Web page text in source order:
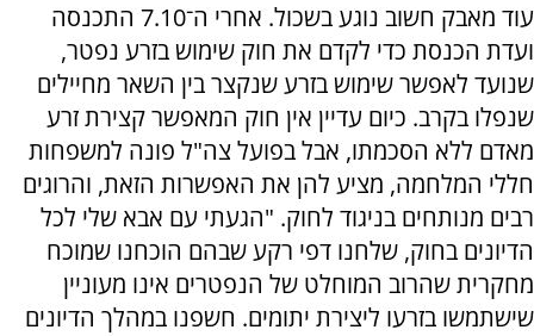
עוד מאבק חשוב נוגע בשכול. אחרי ה־7.10 התכנסה
ועדת הכנסת כדי לקדם את חוק שימוש בזרע נפטר,
שנועד לאפשר שימוש בזרע שנקצר בין השאר מחיילים
שנפלו בקרב. כיום עדיין אין חוק המאפשר קצירת זרע
מאדם ללא הסכמתו, אבל בפועל צה"ל פונה למשפחות
חללי המלחמה, מציע להן את האפשרות הזאת, והרוגים
רבים מנותחים בניגוד לחוק. "הגעתי עם אבא שלי לכל
הדיונים בחוק, שלחנו דפי רקע שבהם הוכחנו שמוכח
מחקרית שהרוב המוחלט של הנפטרים אינו מעוניין
שישתמשו בזרעו ליצירת יתומים. חשפנו במהלך הדיונים